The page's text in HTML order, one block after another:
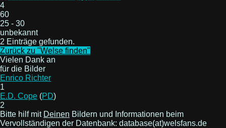
4
60
25 - 30
unbekannt
2 Einträge gefunden.
Zurück zu "Welse finden"
Vielen Dank an
für die Bilder
Enrico Richter
1
E.D. Cope (PD)
2
Bitte hilf mit Deinen Bildern und Informationen beim
Vervollständigen der Datenbank: database(at)welsfans.de